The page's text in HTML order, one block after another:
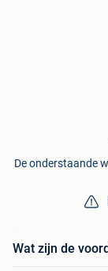
De onderstaande
Wat zijn de